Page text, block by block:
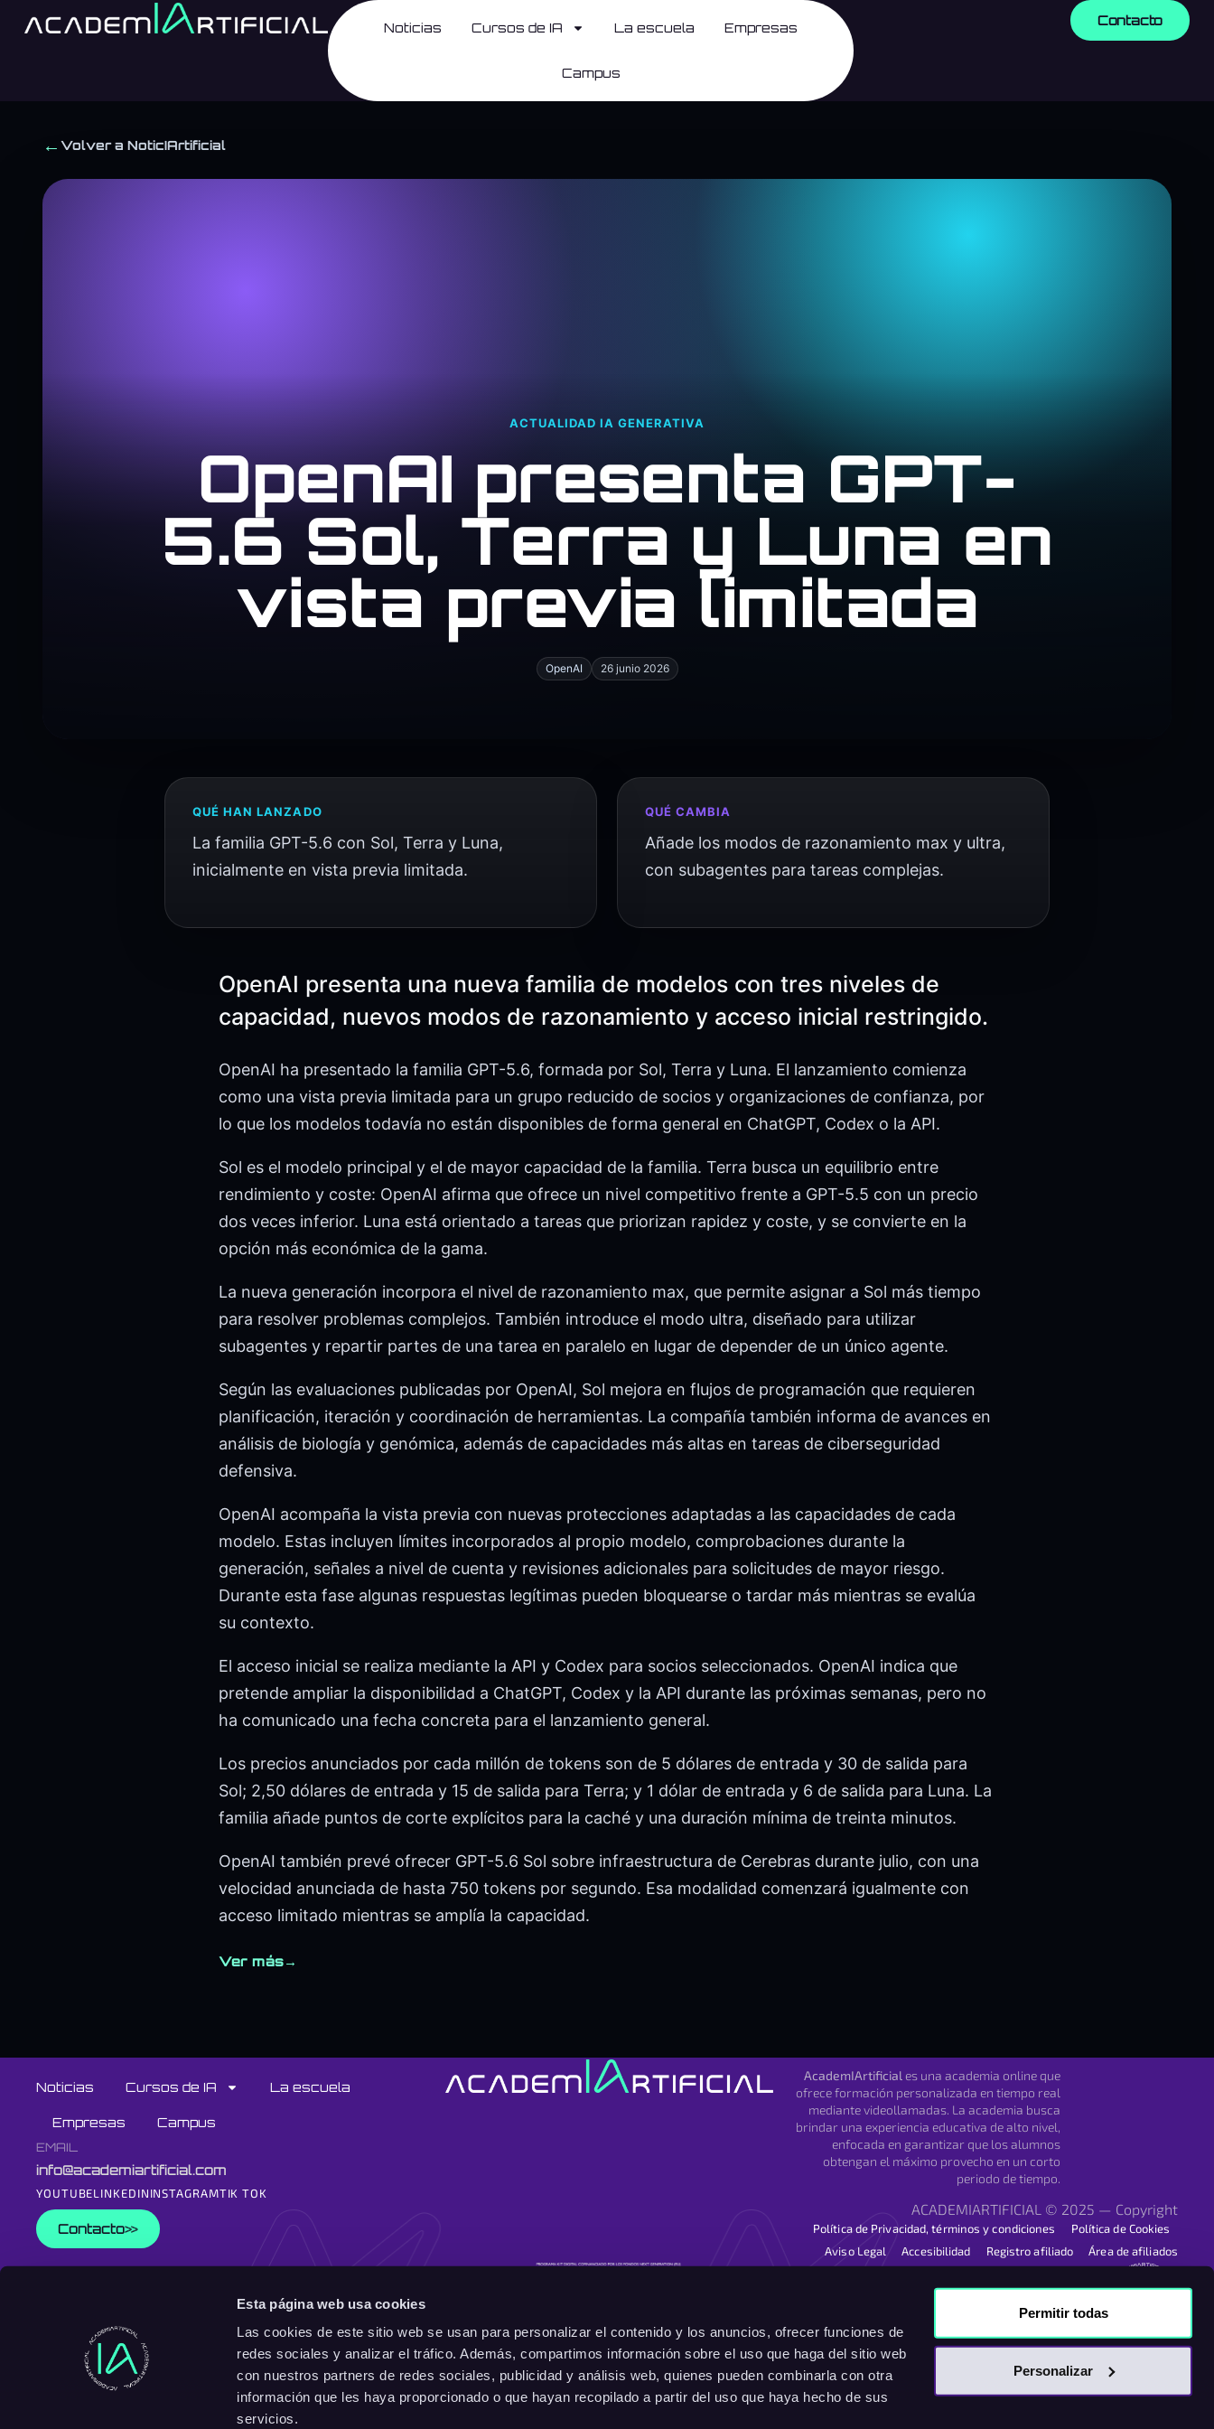
Esta página web usa cookies
Las cookies de este sitio web se usan para personalizar el contenido y los anuncios, ofrecer funciones de
redes sociales y analizar el tráfico. Además, compartimos información sobre el uso que haga del sitio web
con nuestros partners de redes sociales, publicidad y análisis web, quienes pueden combinarla con otra
información que les haya proporcionado o que hayan recopilado a partir del uso que haya hecho de sus
servicios.
Permitir todas
Personalizar
Noticias Cursos de IA La escuela Empresas
Campus
Contacto
←Volver a NoticIArtificial
ACTUALIDAD IA GENERATIVA
OpenAI presenta GPT-
5.6 Sol, Terra y Luna en
vista previa limitada
OpenAI 26 junio 2026
QUÉ HAN LANZADO
La familia GPT-5.6 con Sol, Terra y Luna,
inicialmente en vista previa limitada.
QUÉ CAMBIA
Añade los modos de razonamiento max y ultra,
con subagentes para tareas complejas.
OpenAI presenta una nueva familia de modelos con tres niveles de
capacidad, nuevos modos de razonamiento y acceso inicial restringido.
OpenAI ha presentado la familia GPT-5.6, formada por Sol, Terra y Luna. El lanzamiento comienza
como una vista previa limitada para un grupo reducido de socios y organizaciones de confianza, por
lo que los modelos todavía no están disponibles de forma general en ChatGPT, Codex o la API.
Sol es el modelo principal y el de mayor capacidad de la familia. Terra busca un equilibrio entre
rendimiento y coste: OpenAI afirma que ofrece un nivel competitivo frente a GPT-5.5 con un precio
dos veces inferior. Luna está orientado a tareas que priorizan rapidez y coste, y se convierte en la
opción más económica de la gama.
La nueva generación incorpora el nivel de razonamiento max, que permite asignar a Sol más tiempo
para resolver problemas complejos. También introduce el modo ultra, diseñado para utilizar
subagentes y repartir partes de una tarea en paralelo en lugar de depender de un único agente.
Según las evaluaciones publicadas por OpenAI, Sol mejora en flujos de programación que requieren
planificación, iteración y coordinación de herramientas. La compañía también informa de avances en
análisis de biología y genómica, además de capacidades más altas en tareas de ciberseguridad
defensiva.
OpenAI acompaña la vista previa con nuevas protecciones adaptadas a las capacidades de cada
modelo. Estas incluyen límites incorporados al propio modelo, comprobaciones durante la
generación, señales a nivel de cuenta y revisiones adicionales para solicitudes de mayor riesgo.
Durante esta fase algunas respuestas legítimas pueden bloquearse o tardar más mientras se evalúa
su contexto.
El acceso inicial se realiza mediante la API y Codex para socios seleccionados. OpenAI indica que
pretende ampliar la disponibilidad a ChatGPT, Codex y la API durante las próximas semanas, pero no
ha comunicado una fecha concreta para el lanzamiento general.
Los precios anunciados por cada millón de tokens son de 5 dólares de entrada y 30 de salida para
Sol; 2,50 dólares de entrada y 15 de salida para Terra; y 1 dólar de entrada y 6 de salida para Luna. La
familia añade puntos de corte explícitos para la caché y una duración mínima de treinta minutos.
OpenAI también prevé ofrecer GPT-5.6 Sol sobre infraestructura de Cerebras durante julio, con una
velocidad anunciada de hasta 750 tokens por segundo. Esa modalidad comenzará igualmente con
acceso limitado mientras se amplía la capacidad.
Ver más→
Noticias Cursos de IA La escuela
Empresas Campus
EMAIL
info@academiartificial.com
YOUTUBELINKEDININSTAGRAMTIK TOK
Contacto
AcademIArtificial es una academia online que
ofrece formación personalizada en tiempo real
mediante videollamadas. La academia busca
brindar una experiencia educativa de alto nivel,
enfocada en garantizar que los alumnos
obtengan el máximo provecho en un corto
periodo de tiempo.
ACADEMIARTIFICIAL © 2025 — Copyright
Política de Privacidad, términos y condiciones
Política de Cookies
Aviso Legal
Accesibilidad Registro afiliado Área de afiliados